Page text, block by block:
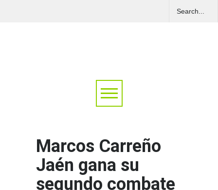
Marcos Carreño
Jaén gana su
segundo combate